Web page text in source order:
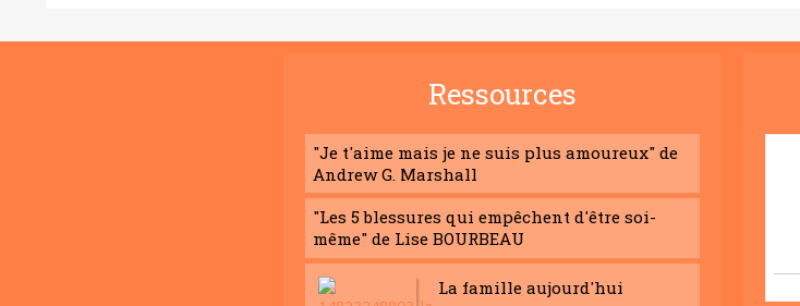
Ressources
"Je t'aime mais je ne suis plus amoureux" de
Andrew G. Marshall
"Les 5 blessures qui empêchent d'être soi-
même" de Lise BOURBEAU
La famille aujourd'hui